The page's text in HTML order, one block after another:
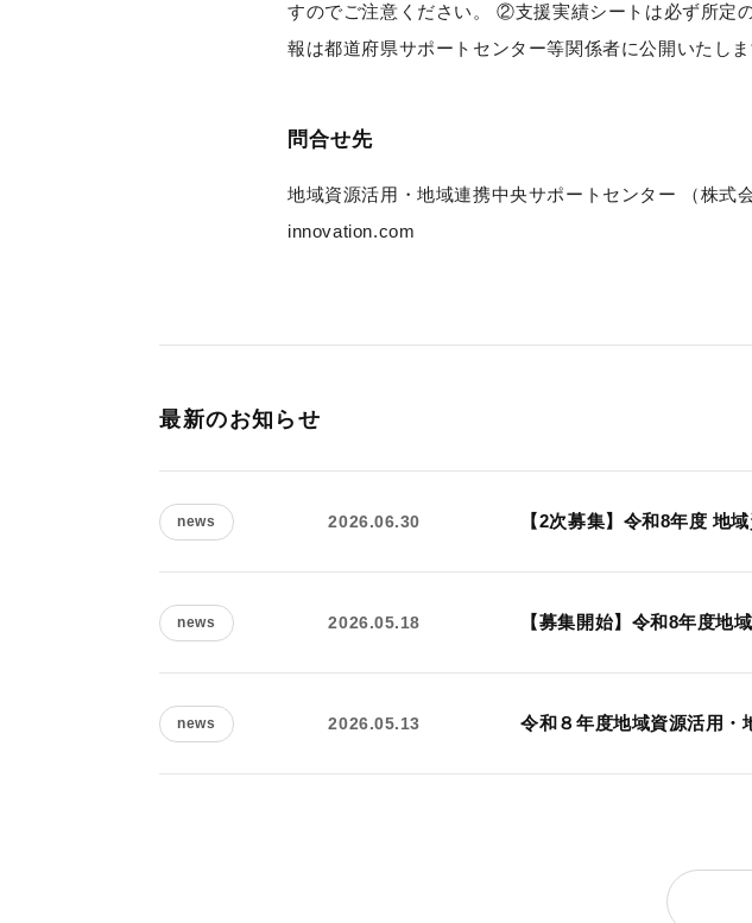
すのでご注意ください。 ②支援実績シートは必ず所定
報は都道府県サポートセンター等関係者に公開いたしま
問合せ先
地域資源活用・地域連携中央サポートセンター （株
innovation.com
最新のお知らせ
news 2026.06.30 【2次募集】令和8年度 地
news 2026.05.18 【募集開始】令和8年度地
news 2026.05.13 令和８年度地域資源活用・